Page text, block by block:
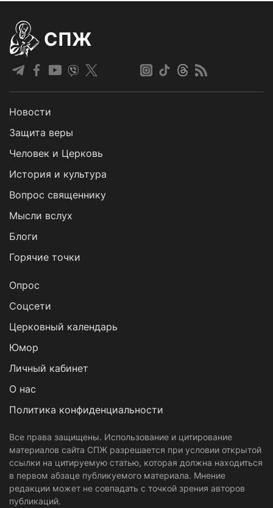
СПЖ
Новости
Защита веры
Человек и Церковь
История и культура
Вопрос священнику
Мысли вслух
Блоги
Горячие точки
Опрос
Cоцсети
Церковный календарь
Юмор
Личный кабинет
О нас
Политика конфиденциальности
Все права защищены. Использование и цитирование
материалов сайта СПЖ разрешается при условии открытой
ссылки на цитируемую статью, которая должна находиться
в первом абзаце публикуемого материала. Мнение
редакции может не совпадать с точкой зрения авторов
публикаций.